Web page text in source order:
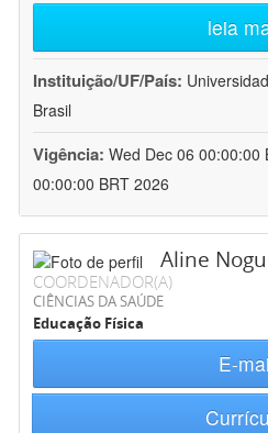
leia
Instituição/UF/País:
Brasil
Vigência: Wed Dec 06 00:00:00
00:00:00 BRT 2026
Aline
COORDENADOR(A)
CIÊNCIAS DA SAÚDE
Educação Física
E-